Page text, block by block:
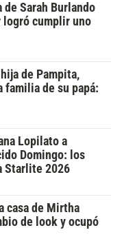
Sarah Burlando
logró cumplir uno
de Pampita,
familia de su papá:
Lopilato a
Domingo: los
Starlite 2026
casa de Mirtha
de look y ocupó